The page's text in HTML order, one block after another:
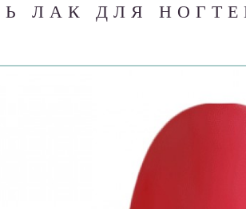
ЛАК ДЛЯ